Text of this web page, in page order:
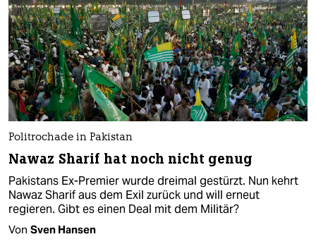
Politrochade in Pakistan
Nawaz Sharif hat noch nicht genug
Pakistans Ex-Premier wurde dreimal gestürzt. Nun kehrt
Nawaz Sharif aus dem Exil zurück und will erneut
regieren. Gibt es einen Deal mit dem Militär?
Von Sven Hansen